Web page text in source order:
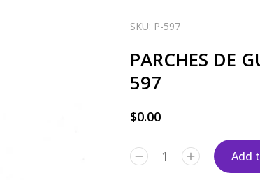
SKU: P-597
PARCHES DE
597
$0.00
Add